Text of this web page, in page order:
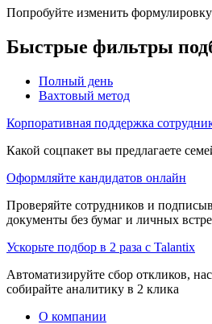
Попробуйте изменить
Быстрые фильтры
Полный день
Вахтовый метод
Корпоративная поддержка
Какой соцпакет вы предлагаете
Оформляйте кандидатов онлайн
Проверяйте сотрудников и
документы без бумаг и личных
Ускорьте подбор в 2 раза с Talantix
Автоматизируйте сбор откликов,
собирайте аналитику в 2 клика
О компании